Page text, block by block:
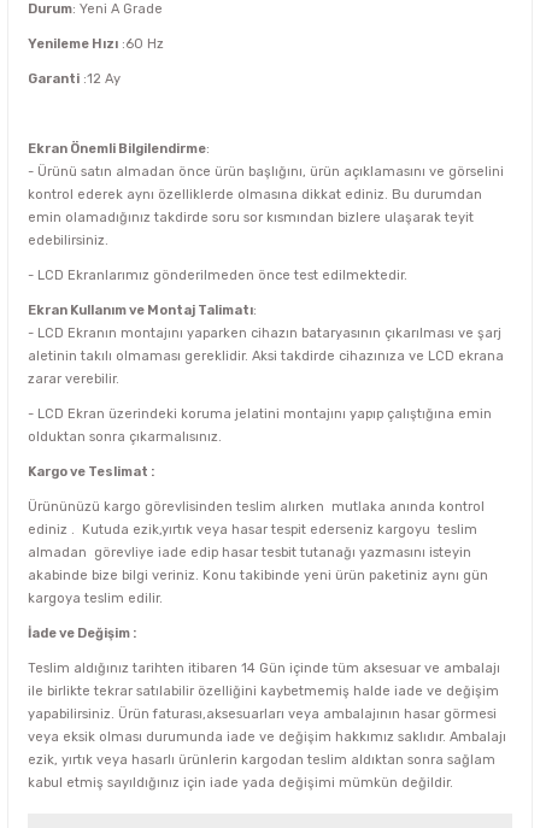
Durum: Yeni A Grade
Yenileme Hızı :60 Hz
Garanti :12 Ay
Ekran Önemli Bilgilendirme:
- Ürünü satın almadan önce ürün başlığını, ürün açıklamasını ve görselini
kontrol ederek aynı özelliklerde olmasına dikkat ediniz. Bu durumdan
emin olamadığınız takdirde soru sor kısmından bizlere ulaşarak teyit
edebilirsiniz.
- LCD Ekranlarımız gönderilmeden önce test edilmektedir.
Ekran Kullanım ve Montaj Talimatı:
- LCD Ekranın montajını yaparken cihazın bataryasının çıkarılması ve şarj
aletinin takılı olmaması gereklidir. Aksi takdirde cihazınıza ve LCD ekrana
zarar verebilir.
- LCD Ekran üzerindeki koruma jelatini montajını yapıp çalıştığına emin
olduktan sonra çıkarmalısınız.
Kargo ve Teslimat :
Ürününüzü kargo görevlisinden teslim alırken mutlaka anında kontrol
ediniz . Kutuda ezik,yırtık veya hasar tespit ederseniz kargoyu teslim
almadan görevliye iade edip hasar tesbit tutanağı yazmasını isteyin
akabinde bize bilgi veriniz. Konu takibinde yeni ürün paketiniz aynı gün
kargoya teslim edilir.
İade ve Değişim :
Teslim aldığınız tarihten itibaren 14 Gün içinde tüm aksesuar ve ambalajı
ile birlikte tekrar satılabilir özelliğini kaybetmemiş halde iade ve değişim
yapabilirsiniz. Ürün faturası,aksesuarları veya ambalajının hasar görmesi
veya eksik olması durumunda iade ve değişim hakkımız saklıdır. Ambalajı
ezik, yırtık veya hasarlı ürünlerin kargodan teslim aldıktan sonra sağlam
kabul etmiş sayıldığınız için iade yada değişimi mümkün değildir.